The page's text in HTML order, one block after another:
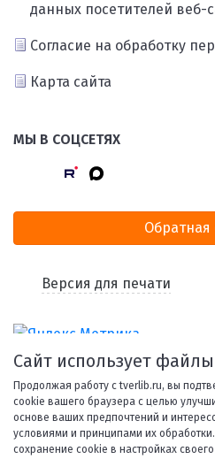
данных посетителей веб-
Согласие на обработку
Карта сайта
МЫ В СОЦСЕТЯХ
Обратная
Версия для печати
© 1998-2026 Тверская
Сайт использует
Продолжая работу с tverlib.ru, вы
cookie вашего браузера с целью
основе ваших предпочтений и
условиями и принципами их
сохранение cookie в настройках